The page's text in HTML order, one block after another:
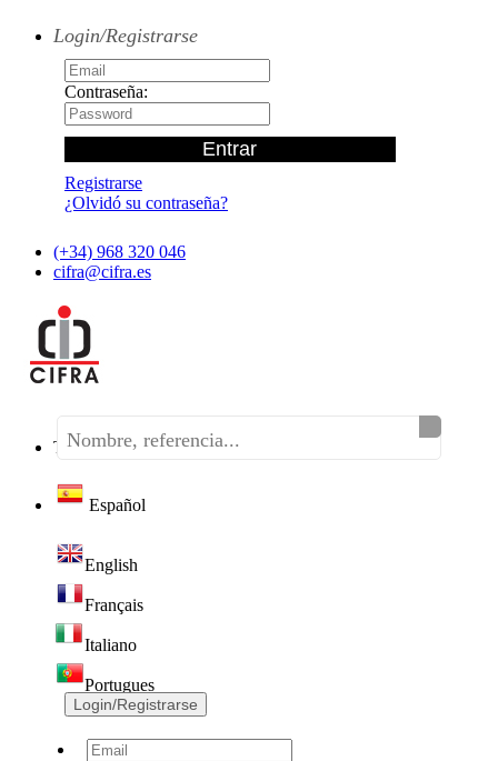
Login/Registrarse
Contraseña:
Registrarse
¿Olvidó su contraseña?
(+34) 968 320 046
cifra@cifra.es
Teléfono:(+34) 968 320 046
Español
English
Français
Italiano
Portugues
Login/Registrarse